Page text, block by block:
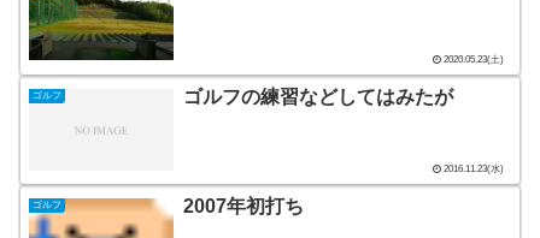
2020.05.23(土)
ゴルフ ゴルフの練習などしてはみたが
2016.11.23(水)
ゴルフ 2007年初打ち